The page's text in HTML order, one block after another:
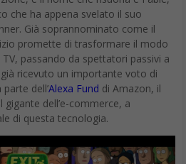
che ha appena svelato il suo
Già soprannominato come il
promette di trasformare il modo
passando da spettatori passivi a
ricevuto un importante voto di
dell’Alexa Fund di Amazon, il
dell’e-commerce, a
di questa tecnologia.